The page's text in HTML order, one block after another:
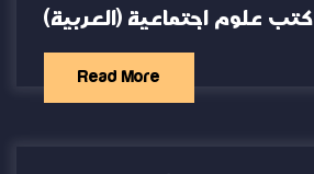
(العربية) كتب علوم اجتماعية
Read More